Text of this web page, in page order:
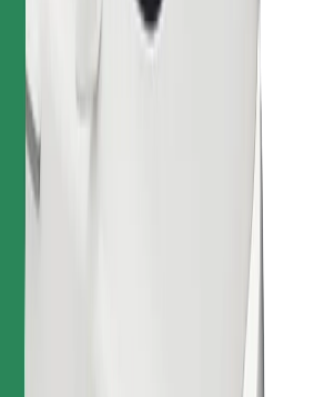
nosacījumi
Bolt lietotni
Bolt Food lietotni